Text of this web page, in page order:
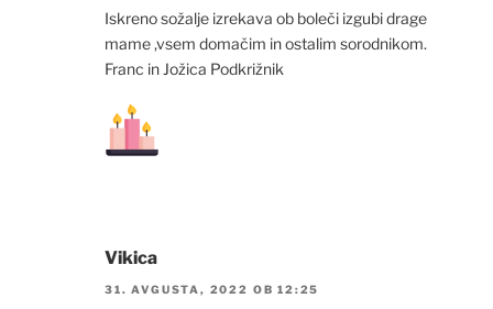
Iskreno sožalje izrekava ob boleči izgubi drage
mame ,vsem domačim in ostalim sorodnikom.
Franc in Jožica Podkrižnik
Vikica
31. AVGUSTA, 2022 OB 12:25